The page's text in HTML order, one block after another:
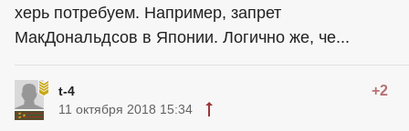
херь потребуем. Например, запрет
МакДональдсов в Японии. Логично же, че...
t-4 +2
11 октября 2018 15:34